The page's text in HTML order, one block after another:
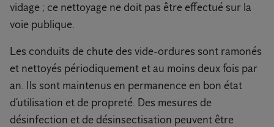
vidage ; ce nettoyage ne doit pas être effectué sur la
voie publique.
Les conduits de chute des vide-ordures sont ramonés
et nettoyés périodiquement et au moins deux fois par
an. Ils sont maintenus en permanence en bon état
d’utilisation et de propreté. Des mesures de
désinfection et de désinsectisation peuvent être